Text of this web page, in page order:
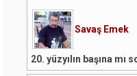
Savaş Emek
20. yüzyılın başına mı